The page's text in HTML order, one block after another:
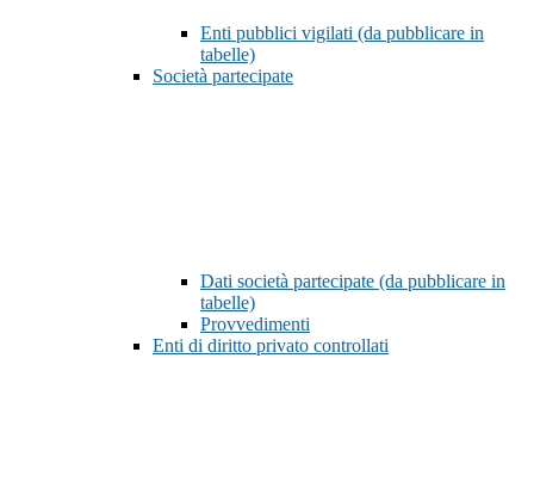
Enti pubblici vigilati (da pubblicare in
tabelle)
Società partecipate
Dati società partecipate (da pubblicare in
tabelle)
Provvedimenti
Enti di diritto privato controllati